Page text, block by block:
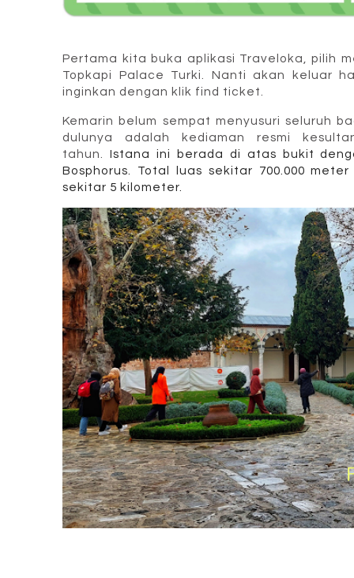
Pertama kita buka aplikasi Traveloka, pilih
Topkapi Palace Turki. Nanti akan keluar
inginkan dengan klik find ticket.
Kemarin belum sempat menyusuri seluruh
dulunya adalah kediaman resmi
tahun. Istana ini berada di atas bukit
Bosphorus. Total luas sekitar 700.000
sekitar 5 kilometer.